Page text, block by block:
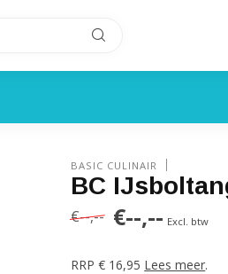
BASIC CULINAIR
BC
€--,-- €--,-- Excl. btw
RRP € 16,95 Lees meer.